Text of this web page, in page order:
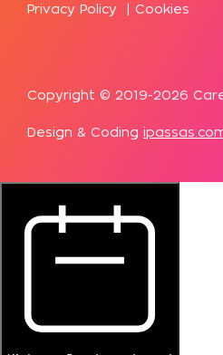
Copyright © 2019-2026
Design & Coding
Privacy Policy Cookies